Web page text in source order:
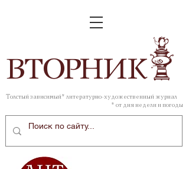
ВТОРНИК
Толстый зависимый* литературно-художественный журнал
* от дня недели и погоды